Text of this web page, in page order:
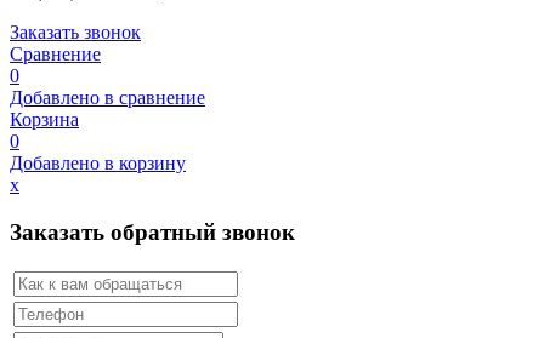
Заказать звонок
Сравнение
0
Добавлено в сравнение
Корзина
0
Добавлено в корзину
х
Заказать обратный звонок